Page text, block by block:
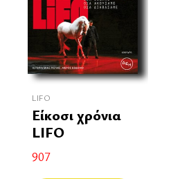
LIFO
Είκοσι χρόνια
LIFO
907